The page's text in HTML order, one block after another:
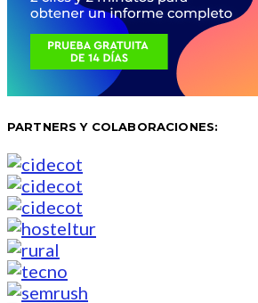
PARTNERS Y COLABORACIONES: